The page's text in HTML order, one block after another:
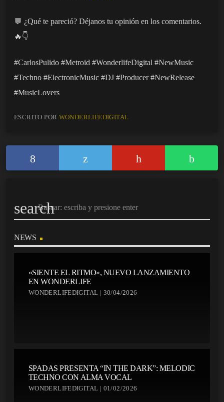
💬 ¿Qué te pareció? Déjanos tu opinión en los comentarios.
🔥👇
#CarlosPulido #Metroid #WonderlifeDigital #NewMusic
#Techno #ElectronicMusic #DJ #Producer #NewRelease
#MusicLovers
ESCRITO POR WONDERLIFEDIGITAL
search
NEWS
«SIENTE EL RITMO», NUEVO LANZAMIENTO
EN WONDERLIFE
WONDERLIFEDIGITAL | 30/04/2026
SPADAS PRESENTA “IN THE DARK”: MELODIC
TECHNO CON ALMA VOCAL
WONDERLIFEDIGITAL | 01/02/2026